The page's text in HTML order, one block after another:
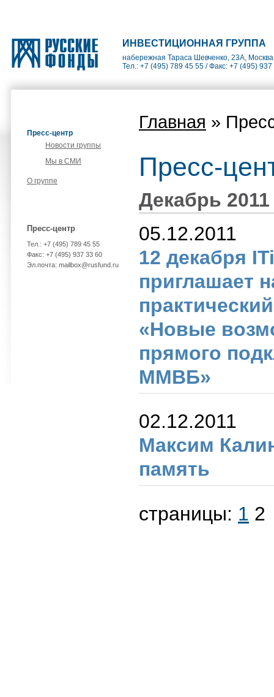
ИНВЕСТИЦИОННАЯ ГРУППА
набережная Тараса Шевченко, 23А,
Тел.: +7 (495) 789 45 55 / Факс: +7 (495)
Пресс-центр
Новости группы
Мы в СМИ
О группе
Пресс-центр
Тел.: +7 (495) 789 45 55
Факс: +7 (495) 937 33 60
Эл.почта: mailbox@rusfund.ru
Главная »
Пресс-
Декабрь 2011
05.12.2011
12 декабря
приглашает
«Новые
прямого
ММВБ»
02.12.2011
Максим
память
страницы: 1 2